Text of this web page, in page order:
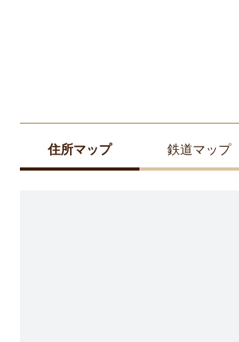
住所マップ 鉄道マップ